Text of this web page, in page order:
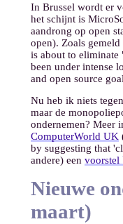
In Brussel wordt er
het schijnt is
aandrong op open
open). Zoals
is about to eliminate
been under intense
and open source
Nu heb ik niets
maar de
ondernemen? Meer
ComputerWorld UK
by suggesting that
andere) een voorstel
Nieuwe
maart)